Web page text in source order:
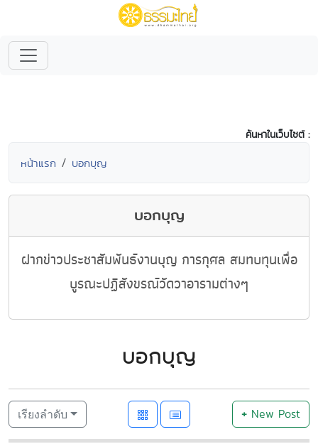
ค้นหาในเว็บไซต์ :
หน้าแรก บอกบุญ
บอกบุญ
ฝากข่าวประชาสัมพันธ์งานบุญ การกุศล สมทบทุนเพื่อ
บูรณะปฏิสังขรณ์วัดวาอารามต่างๆ
บอกบุญ
เรียงลำดับ +New Post